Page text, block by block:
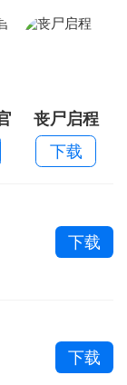
丧尸启程
下载
下载
下载